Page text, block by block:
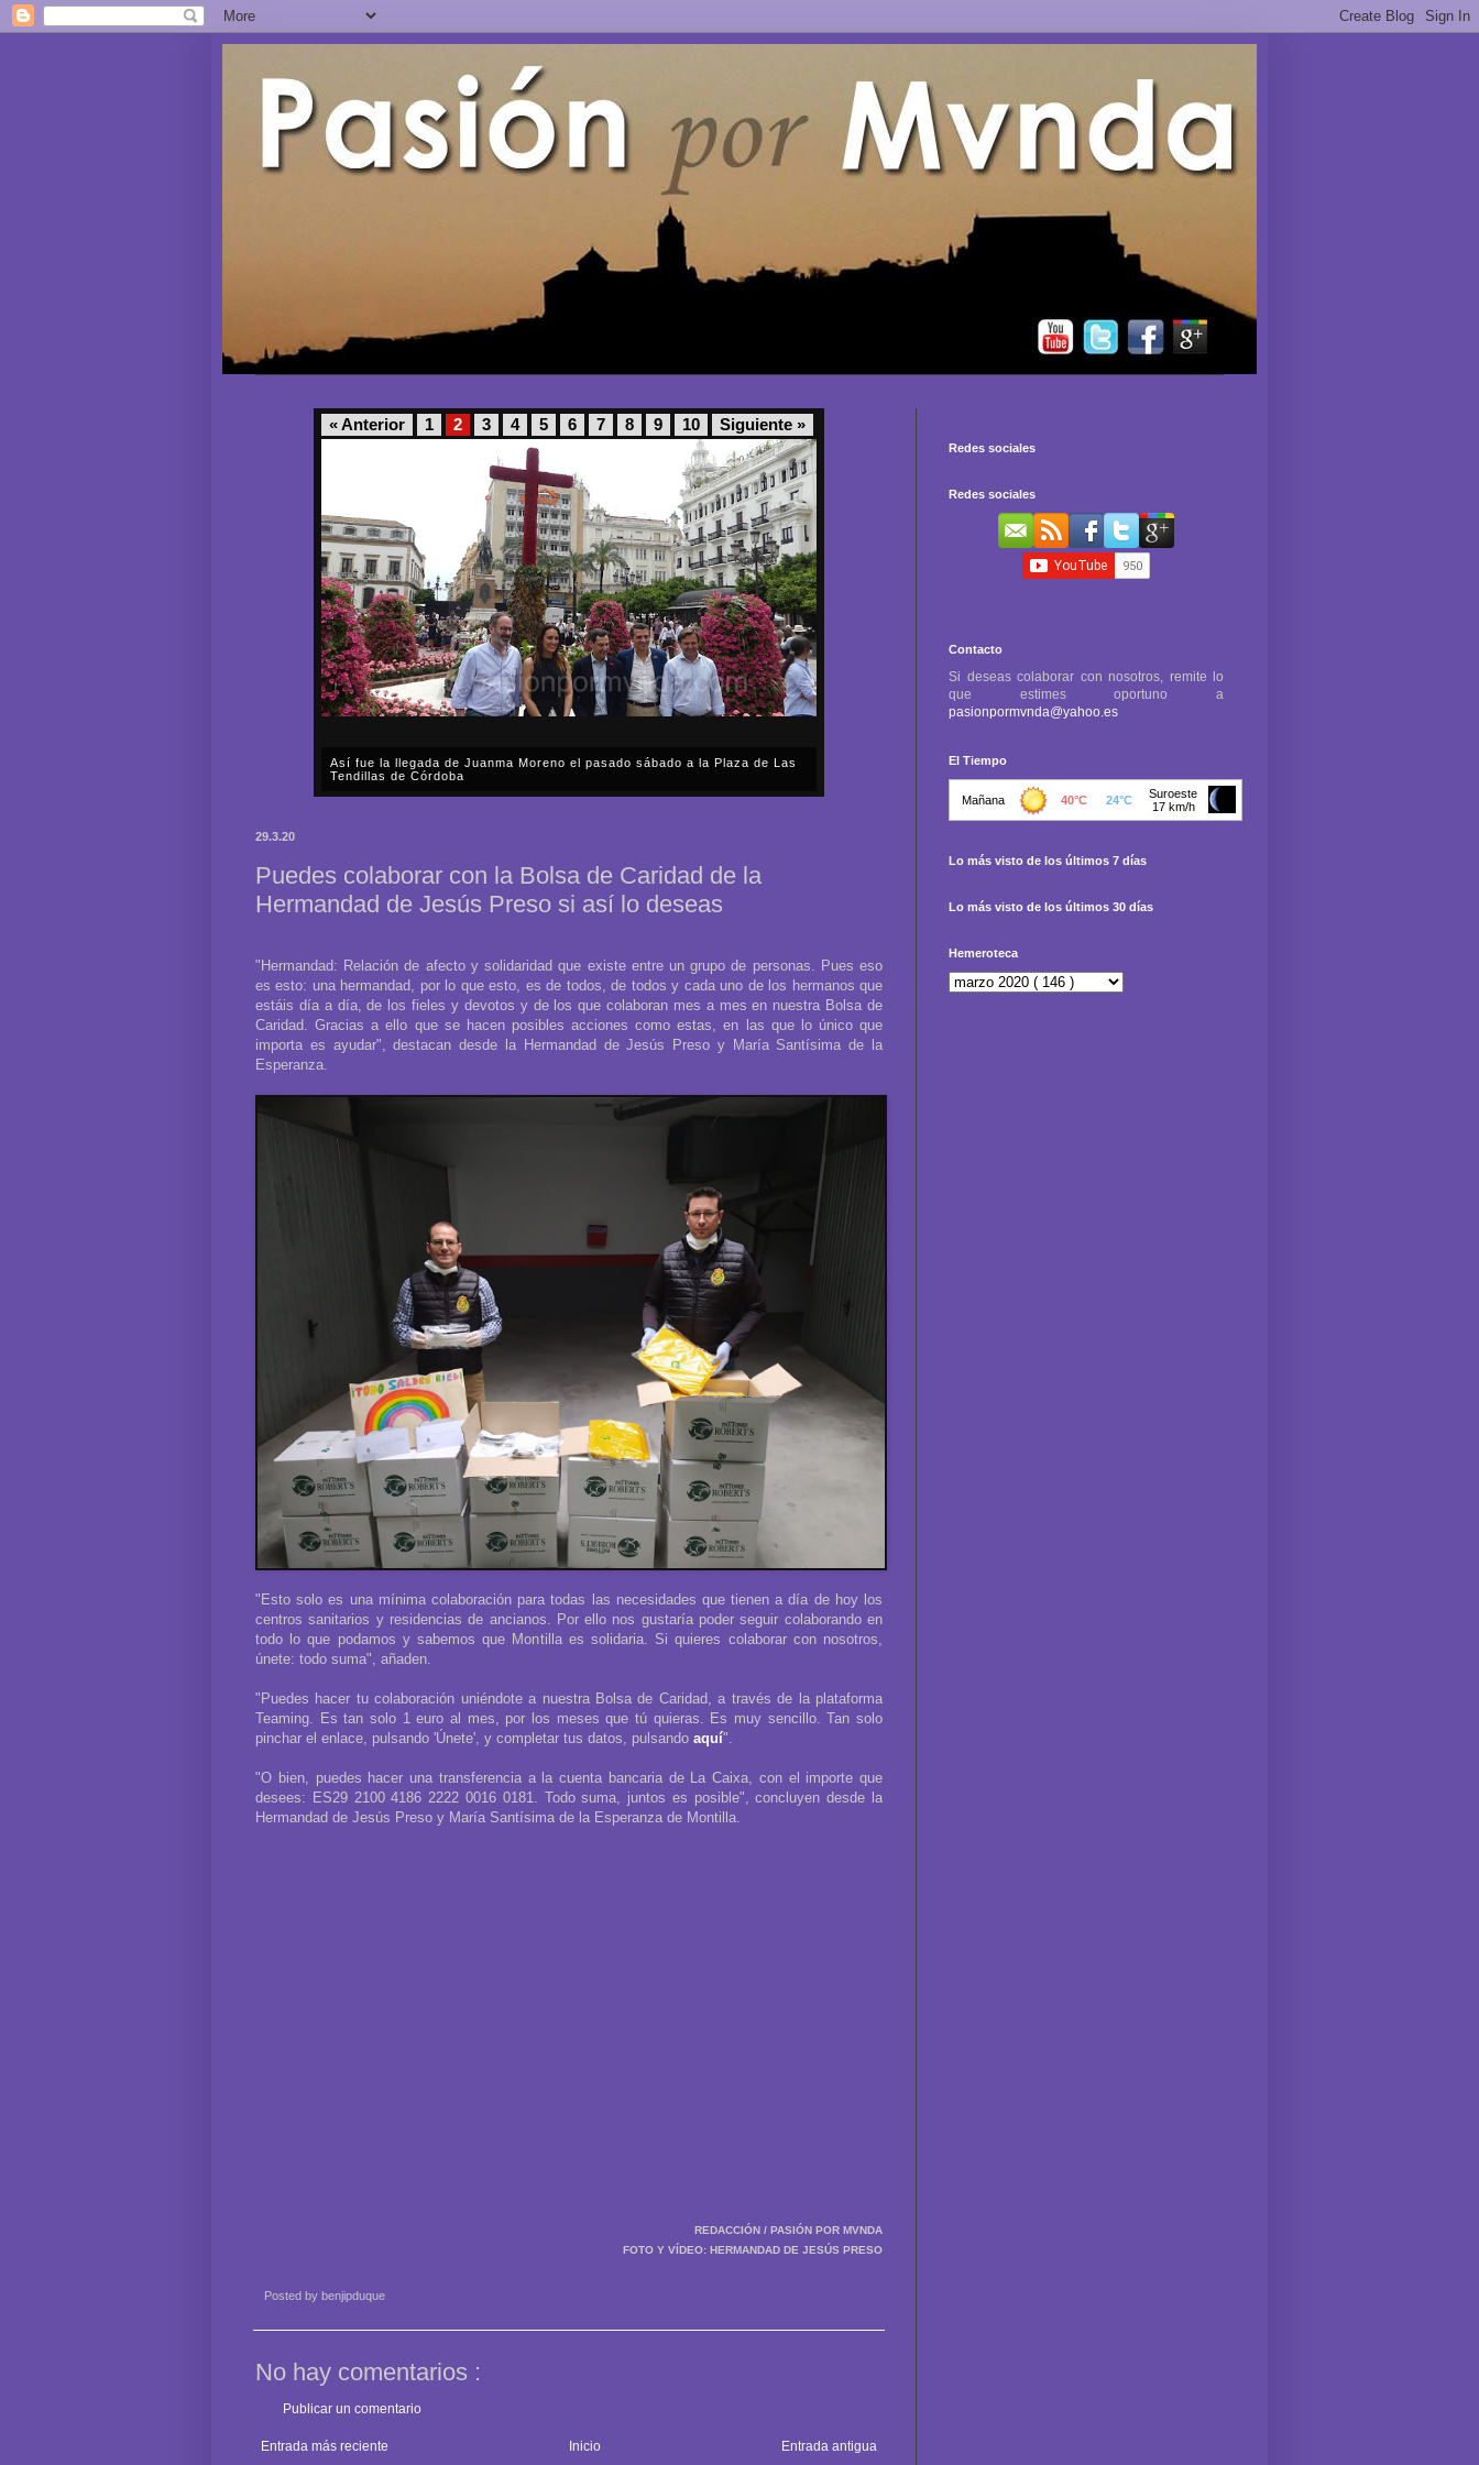
« Anterior 1 2 3 4 5 6 7 8 9 10 Siguiente »
Así fue la llegada de Juanma Moreno el pasado sábado a la Plaza de Las
Tendillas de Córdoba
29.3.20
Puedes colaborar con la Bolsa de Caridad de la
Hermandad de Jesús Preso si así lo deseas
"Hermandad: Relación de afecto y solidaridad que existe entre un grupo de personas. Pues eso
es esto: una hermandad, por lo que esto, es de todos, de todos y cada uno de los hermanos que
estáis día a día, de los fieles y devotos y de los que colaboran mes a mes en nuestra Bolsa de
Caridad. Gracias a ello que se hacen posibles acciones como estas, en las que lo único que
importa es ayudar", destacan desde la Hermandad de Jesús Preso y María Santísima de la
Esperanza.
"Esto solo es una mínima colaboración para todas las necesidades que tienen a día de hoy los
centros sanitarios y residencias de ancianos. Por ello nos gustaría poder seguir colaborando en
todo lo que podamos y sabemos que Montilla es solidaria. Si quieres colaborar con nosotros,
únete: todo suma", añaden.
"Puedes hacer tu colaboración uniéndote a nuestra Bolsa de Caridad, a través de la plataforma
Teaming. Es tan solo 1 euro al mes, por los meses que tú quieras. Es muy sencillo. Tan solo
pinchar el enlace, pulsando 'Únete', y completar tus datos, pulsando aquí".
"O bien, puedes hacer una transferencia a la cuenta bancaria de La Caixa, con el importe que
desees: ES29 2100 4186 2222 0016 0181. Todo suma, juntos es posible", concluyen desde la
Hermandad de Jesús Preso y María Santísima de la Esperanza de Montilla.
REDACCIÓN / PASIÓN POR MVNDA
FOTO Y VÍDEO: HERMANDAD DE JESÚS PRESO
Posted by benjipduque
No hay comentarios :
Publicar un comentario
Entrada más reciente Entrada antigua
Inicio
Redes sociales
Redes sociales
Contacto
Si deseas colaborar con nosotros, remite lo
que estimes oportuno a
pasionpormvnda@yahoo.es
El Tiempo
Lo más visto de los últimos 7 días
Lo más visto de los últimos 30 días
Hemeroteca